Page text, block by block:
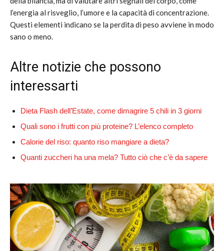
l’energia al risveglio, l’umore e la capacità di concentrazione.
Questi elementi indicano se la perdita di peso avviene in modo
sano o meno.
Altre notizie che possono
interessarti
Dieta Flash dell’Estate, come dimagrire 5 chili in 3 giorni
Quali sono i frutti con più proteine? L’elenco completo
Calorie del riso: quanto riso mangiare a dieta?
Quanti zuccheri ha una mela? Tutto ciò che c’è da sapere